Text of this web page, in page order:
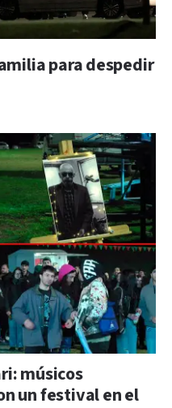
para despedir
músicos
un festival en el